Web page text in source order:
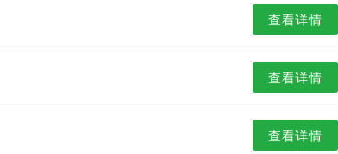
查看详情
查看详情
查看详情